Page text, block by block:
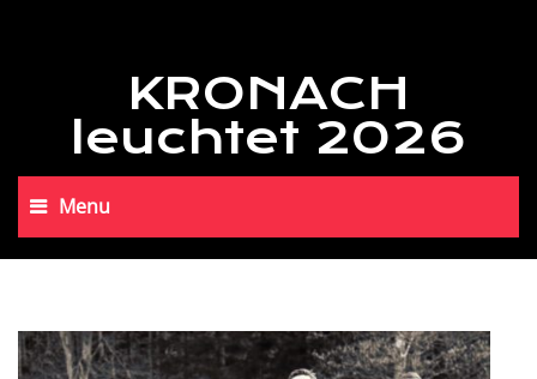
KRONACH
leuchtet 2026
Menu